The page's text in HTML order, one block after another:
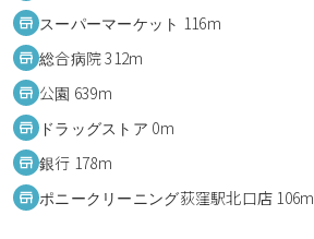
スーパーマーケット 116m
総合病院 312m
公園 639m
ドラッグストア 0m
銀行 178m
ポニークリーニング荻窪駅北口店 106m